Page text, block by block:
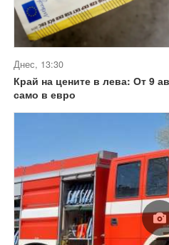
Днес, 13:30
Край на цените в лева: От 9
само в евро